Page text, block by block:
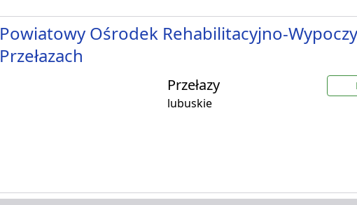
Powiatowy Ośrodek Rehabilitacyjno-
Przełazach
Przełazy
lubuskie